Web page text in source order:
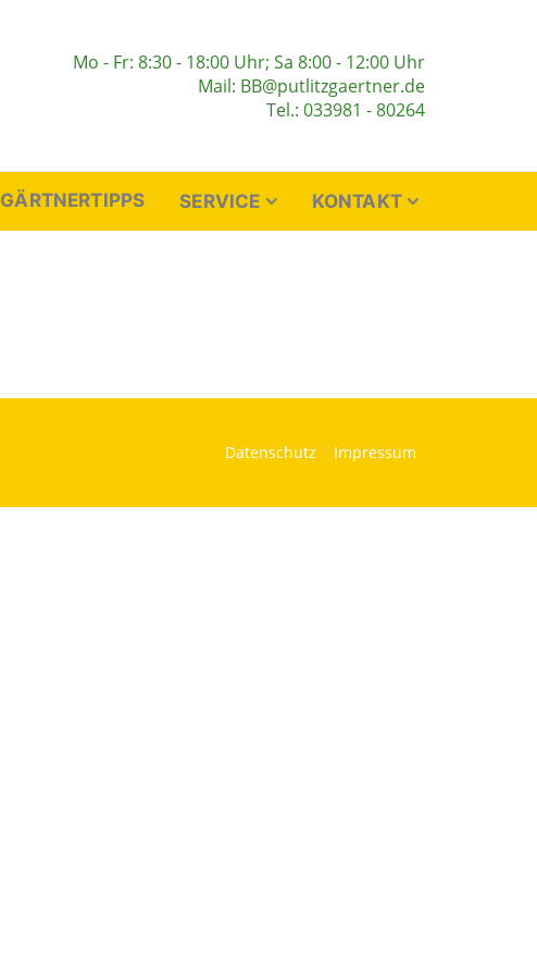
GÄRTNERTIPPS SERVICE KONTAKT
Mo - Fr: 8:30 - 18:00 Uhr; Sa 8:00 - 12:00 Uhr
Mail: BB@putlitzgaertner.de
Tel.: 033981 - 80264
Datenschutz Impressum